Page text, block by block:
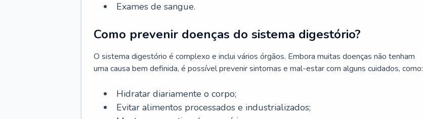
Exames de sangue.
Como prevenir doenças do sistema digestório?
O sistema digestório é complexo e inclui vários órgãos. Embora muitas doenças não tenham
uma causa bem definida, é possível prevenir sintomas e mal-estar com alguns cuidados, como:
Hidratar diariamente o corpo;
Evitar alimentos processados e industrializados;